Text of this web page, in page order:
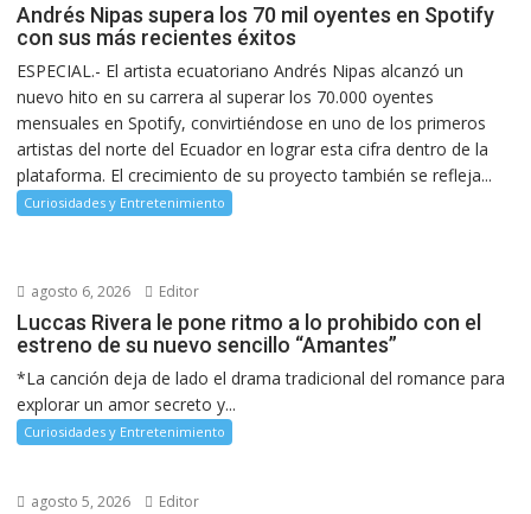
Andrés Nipas supera los 70 mil oyentes en Spotify
con sus más recientes éxitos
ESPECIAL.- El artista ecuatoriano Andrés Nipas alcanzó un
nuevo hito en su carrera al superar los 70.000 oyentes
mensuales en Spotify, convirtiéndose en uno de los primeros
artistas del norte del Ecuador en lograr esta cifra dentro de la
plataforma. El crecimiento de su proyecto también se refleja...
Curiosidades y Entretenimiento
agosto 6, 2026 Editor
Luccas Rivera le pone ritmo a lo prohibido con el
estreno de su nuevo sencillo “Amantes”
*La canción deja de lado el drama tradicional del romance para
explorar un amor secreto y...
Curiosidades y Entretenimiento
agosto 5, 2026 Editor